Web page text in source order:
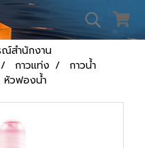
สำนักงาน
กาวแท่ง
กาวน้ำ
หัวฟองน้ำ